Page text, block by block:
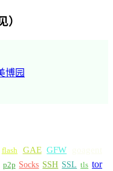
）
博园
flash GAE GFW
p2p Socks SSH SSL tls tor